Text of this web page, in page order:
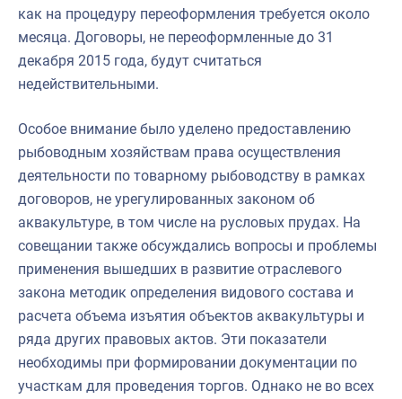
как на процедуру переоформления требуется около
месяца. Договоры, не переоформленные до 31
декабря 2015 года, будут считаться
недействительными.
Особое внимание было уделено предоставлению
рыбоводным хозяйствам права осуществления
деятельности по товарному рыбоводству в рамках
договоров, не урегулированных законом об
аквакультуре, в том числе на русловых прудах. На
совещании также обсуждались вопросы и проблемы
применения вышедших в развитие отраслевого
закона методик определения видового состава и
расчета объема изъятия объектов аквакультуры и
ряда других правовых актов. Эти показатели
необходимы при формировании документации по
участкам для проведения торгов. Однако не во всех